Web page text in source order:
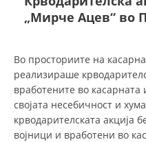
СТРУКТУРА
ЧЛЕНСТВО ВО
„Мирче Ацев“ во
Во просториите на
реализираше
вработените во
својата несебичност и
крводарителската акција
војници и вработени во